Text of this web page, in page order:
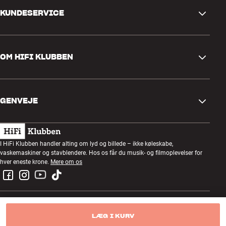
LÆG I KURV
KUNDESERVICE
Retur og reklamation
Fortryd ordre
Handelsbetingelser
Privatlivspolitik
OM HIFI KLUBBEN
Kundeklub
Lytteaften
Konkurrencer
Job i HiFi Klubben
GENVEJE
Gavekort
Byg med lyd
Montering og installation
Retur af el-affald
I HiFi Klubben handler alting om lyd og billede – ikke køleskabe,
vaskemaskiner og stavblendere. Hos os får du musik- og filmoplevelser for
hver eneste krone. Mere om os